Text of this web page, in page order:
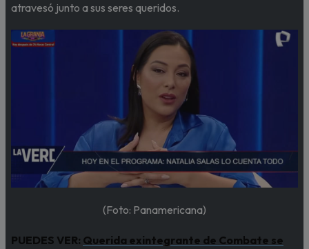
atravesó junto a sus seres queridos.
(Foto: Panamericana)
PUEDES VER: Querida exintegrante de Combate se